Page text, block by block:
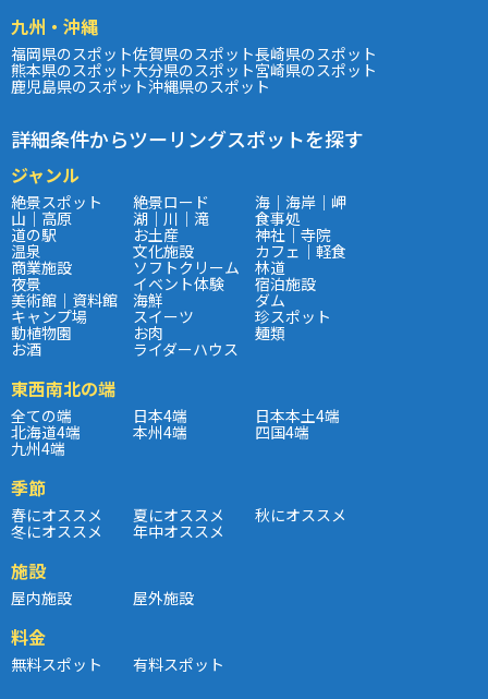
九州・沖縄
福岡県のスポット佐賀県のスポット長崎県のスポット
熊本県のスポット大分県のスポット宮崎県のスポット
鹿児島県のスポット沖縄県のスポット
詳細条件からツーリングスポットを探す
ジャンル
絶景スポット 絶景ロード 海｜海岸｜岬
山｜高原 湖｜川｜滝 食事処
道の駅 お土産 神社｜寺院
温泉 文化施設 カフェ｜軽食
商業施設 ソフトクリーム 林道
夜景 イベント体験 宿泊施設
美術館｜資料館 海鮮 ダム
キャンプ場 スイーツ 珍スポット
動植物園 お肉 麺類
お酒 ライダーハウス
東西南北の端
全ての端 日本4端 日本本土4端
北海道4端 本州4端 四国4端
九州4端
季節
春にオススメ 夏にオススメ 秋にオススメ
冬にオススメ 年中オススメ
施設
屋内施設 屋外施設
料金
無料スポット 有料スポット